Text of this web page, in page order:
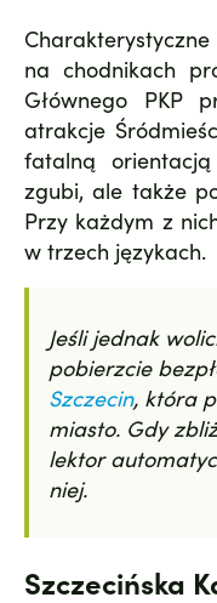
na chodnikach
Głównego PKP
atrakcje
fatalną
zgubi, ale także
Przy każdym z
w trzech językach.
Jeśli jednak
pobierzcie
Szczecin, która
miasto. Gdy
lektor
niej.
Szczecińska